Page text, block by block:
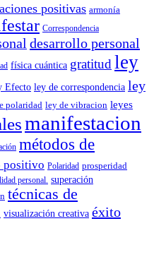
positivas armonía
Correspondencia
desarrollo personal
física cuántica gratitud ley
Efecto ley de correspondencia ley
polaridad ley de vibracion leyes
manifestacion
métodos de
positivo Polaridad prosperidad
personal. superación
técnicas de
visualización creativa éxito